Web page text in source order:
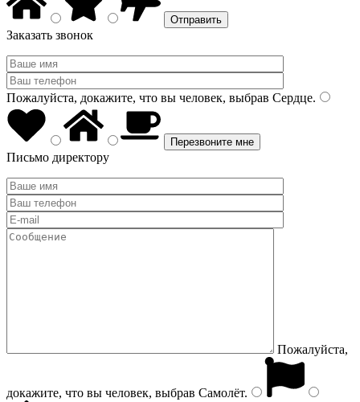
Заказать звонок
Пожалуйста, докажите, что вы человек, выбрав Сердце.
Письмо директору
Пожалуйста,
докажите, что вы человек, выбрав Самолёт.